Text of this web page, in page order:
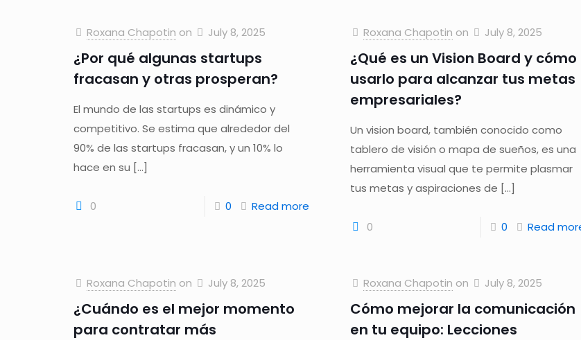
Roxana Chapotin on July 8, 2025
¿Por qué algunas startups
fracasan y otras prosperan?
El mundo de las startups es dinámico y
competitivo. Se estima que alrededor del
90% de las startups fracasan, y un 10% lo
hace en su […]
0 0 Read more
Roxana Chapotin on July 8, 2025
¿Qué es un Vision Board y cómo
usarlo para alcanzar tus metas
empresariales?
Un vision board, también conocido como
tablero de visión o mapa de sueños, es una
herramienta visual que te permite plasmar
tus metas y aspiraciones de […]
0 0 Read
Roxana Chapotin on July 8, 2025
¿Cuándo es el mejor momento
para contratar más
Roxana Chapotin on July 8, 2025
Cómo mejorar la comunicación
en tu equipo: Lecciones